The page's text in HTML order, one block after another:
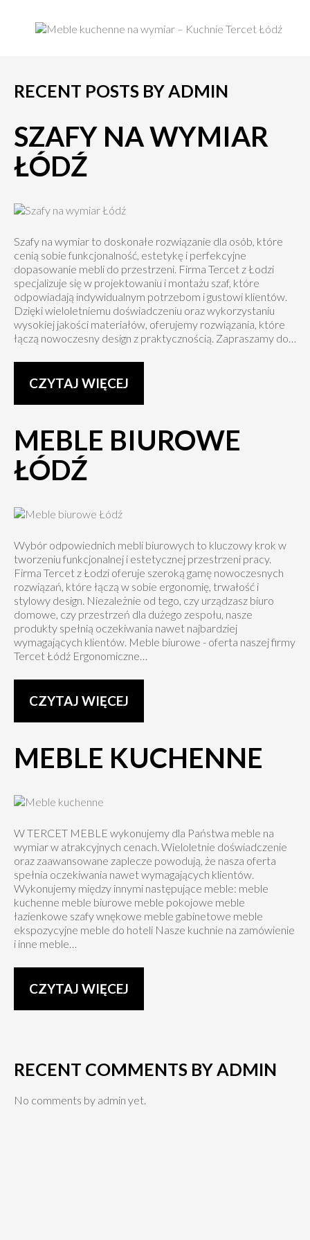
RECENT POSTS BY ADMIN
SZAFY NA WYMIAR
ŁÓDŹ
Szafy na wymiar to doskonałe rozwiązanie dla osób, które
cenią sobie funkcjonalność, estetykę i perfekcyjne
dopasowanie mebli do przestrzeni. Firma Tercet z Łodzi
specjalizuje się w projektowaniu i montażu szaf, które
odpowiadają indywidualnym potrzebom i gustowi klientów.
Dzięki wieloletniemu doświadczeniu oraz wykorzystaniu
wysokiej jakości materiałów, oferujemy rozwiązania, które
łączą nowoczesny design z praktycznością. Zapraszamy do…
CZYTAJ WIĘCEJ
MEBLE BIUROWE
ŁÓDŹ
Wybór odpowiednich mebli biurowych to kluczowy krok w
tworzeniu funkcjonalnej i estetycznej przestrzeni pracy.
Firma Tercet z Łodzi oferuje szeroką gamę nowoczesnych
rozwiązań, które łączą w sobie ergonomię, trwałość i
stylowy design. Niezależnie od tego, czy urządzasz biuro
domowe, czy przestrzeń dla dużego zespołu, nasze
produkty spełnią oczekiwania nawet najbardziej
wymagających klientów. Meble biurowe - oferta naszej firmy
Tercet Łódź Ergonomiczne…
CZYTAJ WIĘCEJ
MEBLE KUCHENNE
W TERCET MEBLE wykonujemy dla Państwa meble na
wymiar w atrakcyjnych cenach. Wieloletnie doświadczenie
oraz zaawansowane zaplecze powodują, że nasza oferta
spełnia oczekiwania nawet wymagających klientów.
Wykonujemy między innymi następujące meble: meble
kuchenne meble biurowe meble pokojowe meble
łazienkowe szafy wnękowe meble gabinetowe meble
ekspozycyjne meble do hoteli Nasze kuchnie na zamówienie
i inne meble…
CZYTAJ WIĘCEJ
RECENT COMMENTS BY ADMIN
No comments by admin yet.